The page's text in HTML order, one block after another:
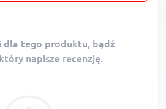
dla tego produktu, bądź
napisze recenzję.